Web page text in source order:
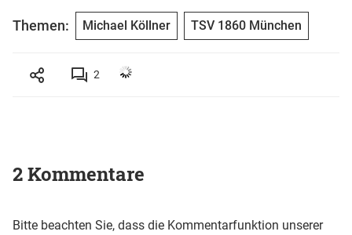
Themen: Michael Köllner TSV 1860 München
2
2 Kommentare
Bitte beachten Sie, dass die Kommentarfunktion unserer